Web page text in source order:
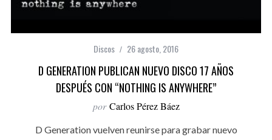
Discos 26 agosto, 2016
D GENERATION PUBLICAN NUEVO DISCO 17 AÑOS
DESPUÉS CON “NOTHING IS ANYWHERE”
por Carlos Pérez Báez
D Generation vuelven reunirse para grabar nuevo